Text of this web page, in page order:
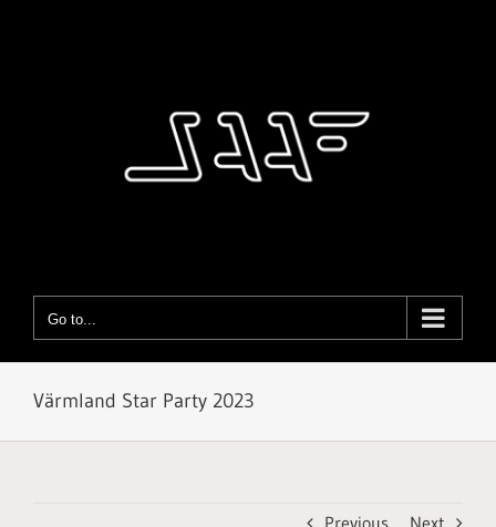
Go to...
Värmland Star Party 2023
Previous Next